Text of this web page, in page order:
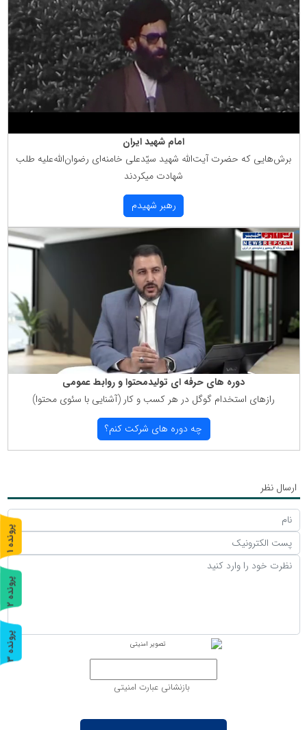
امام شهید ایران
برش‌هایی كه حضرت آیت‌الله شهید سیّدعلی خامنه‌ای رضوان‌الله‌علیه طلب
شهادت میكردند
رهبر شهیدم
دوره های حرفه ای تولیدمحتوا و روابط عمومی
رازهای استخدام گوگل در هر كسب و كار (آشنایی با سئوی محتوا)
چه دوره های شركت كنم؟
ارسال نظر
بازنشانی عبارت امنیتی
پ
ر
و
ن
د
ه
1
پ
ر
و
ن
د
ه
2
پ
ر
و
ن
د
ه
3